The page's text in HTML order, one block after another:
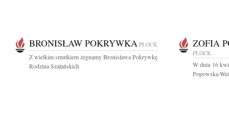
BRONISŁAW POKRYWKA PŁOCK
Z wielkim smutkiem żegnamy Bronisława Pokrywkę
Rodzina Szałańskich
ZOFIA
PŁOCK
W dniu 16
Popowska-